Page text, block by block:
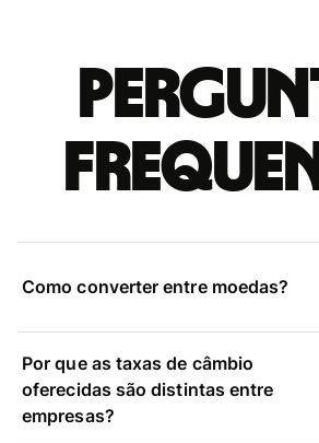
Como converter entre moedas?
Por que as taxas de câmbio
oferecidas são distintas entre
empresas?